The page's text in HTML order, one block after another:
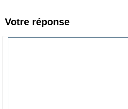
Votre réponse